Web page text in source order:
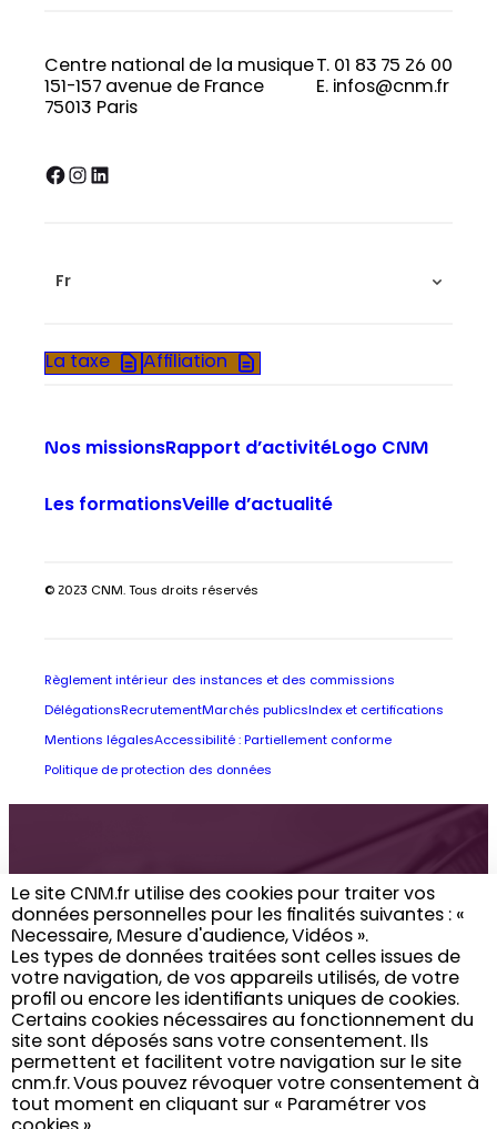
Le site CNM.fr utilise des cookies pour traiter vos
données personnelles pour les finalités suivantes : «
Necessaire, Mesure d'audience, Vidéos ». ​
Les types de données traitées sont celles issues de
votre navigation, de vos appareils utilisés, de votre
profil ou encore les identifiants uniques de cookies. ​
Certains cookies nécessaires au fonctionnement du
site sont déposés sans votre consentement. Ils
permettent et facilitent votre navigation sur le site
cnm.fr. ​ Vous pouvez révoquer votre consentement à
tout moment en cliquant sur « Paramétrer vos
Centre national de la musique
151-157 avenue de France
75013 Paris
T. 01 83 75 26 00
E. infos@cnm.fr
Facebook InstagramLinkedIn
Fr
La taxe Affiliation
Nos missionsRapport d’activitéLogo CNM
Les formationsVeille d’actualité
© 2023 CNM. Tous droits réservés
Règlement intérieur des instances et des commissions
Délégations RecrutementMarchés publics Index et certifications
Mentions légalesAccessibilité : Partiellement conforme
Politique de protection des données
Retrouvez toute
l’actualité du CNM
dans votre boîte
email
Vous inscrire